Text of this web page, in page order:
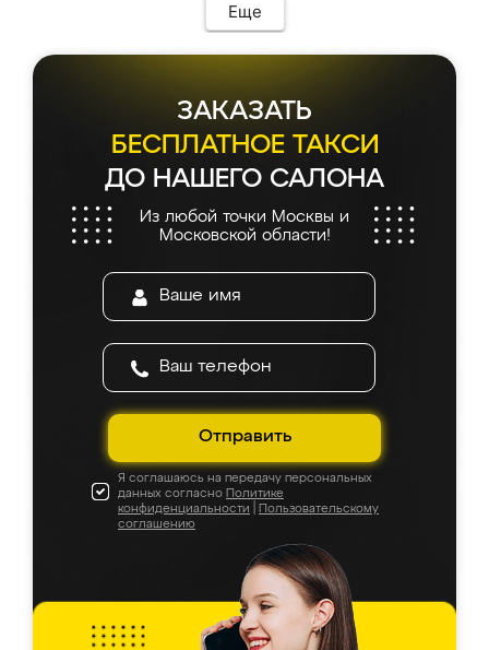
Еще
ЗАКАЗАТЬ
БЕСПЛАТНОЕ ТАКСИ
ДО НАШЕГО САЛОНА
Из любой точки Москвы и
Московской области!
Отправить
Я соглашаюсь на передачу персональных
данных согласно Политике
конфиденциальности
Пользовательскому
соглашению